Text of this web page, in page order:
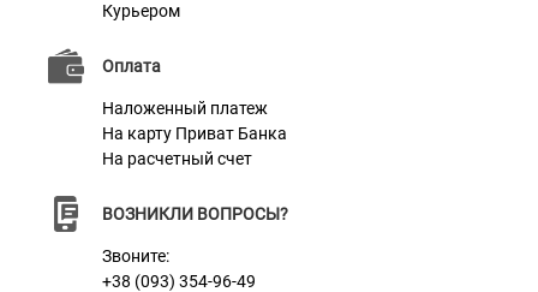
Курьером
Оплата
Наложенный платеж
На карту Приват Банка
На расчетный счет
ВОЗНИКЛИ ВОПРОСЫ?
Звоните:
+38 (093) 354-96-49
Пряжка
Цвет